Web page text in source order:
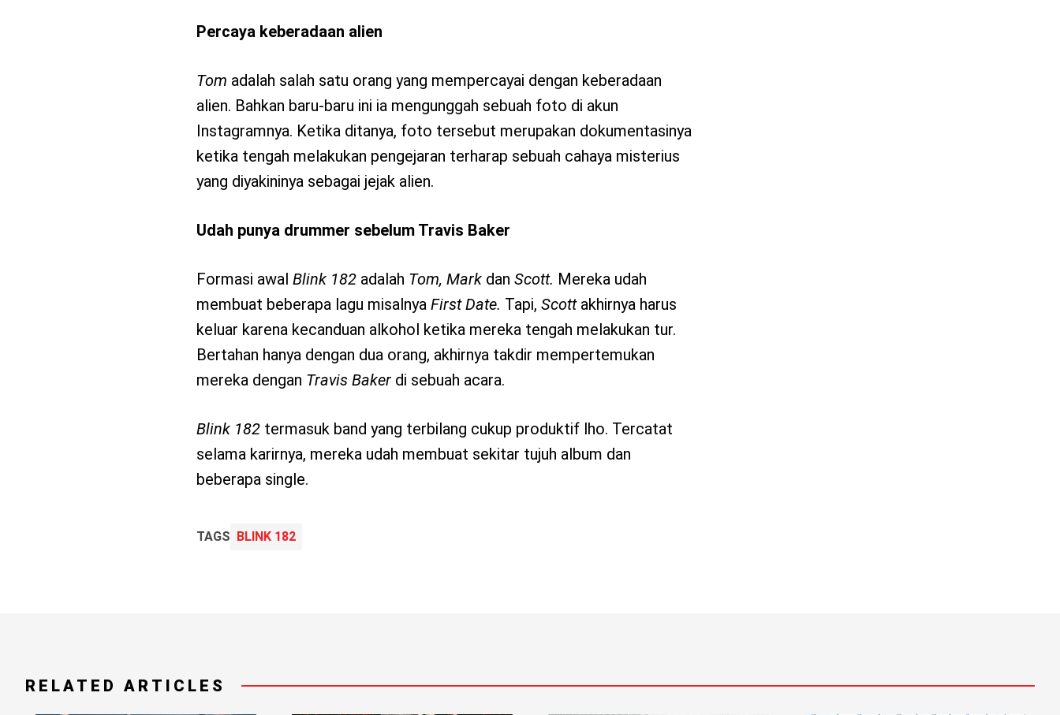
Percaya keberadaan alien
Tom adalah salah satu orang yang mempercayai dengan keberadaan
alien. Bahkan baru-baru ini ia mengunggah sebuah foto di akun
Instagramnya. Ketika ditanya, foto tersebut merupakan dokumentasinya
ketika tengah melakukan pengejaran terharap sebuah cahaya misterius
yang diyakininya sebagai jejak alien.
Udah punya drummer sebelum Travis Baker
Formasi awal Blink 182adalah Tom, Markdan Scott. Mereka udah
membuat beberapa lagu misalnya First Date. Tapi, Scottakhirnya harus
keluar karena kecanduan alkohol ketika mereka tengah melakukan tur.
Bertahan hanya dengan dua orang, akhirnya takdir mempertemukan
mereka dengan Travis Bakerdi sebuah acara.
Blink 182termasuk band yang terbilang cukup produktif lho. Tercatat
selama karirnya, mereka udah membuat sekitar tujuh album dan
beberapa single.
TAGS BLINK 182
RELATED ARTICLES